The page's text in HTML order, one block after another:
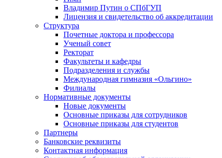
Владимир Путин о СПбГУП
Лицензия и свидетельство об аккредитации
Структура
Почетные доктора и профессора
Ученый совет
Ректорат
Факультеты и кафедры
Подразделения и службы
Международная гимназия «Ольгино»
Филиалы
Нормативные документы
Новые документы
Основные приказы для сотрудников
Основные приказы для студентов
Партнеры
Банковские реквизиты
Контактная информация